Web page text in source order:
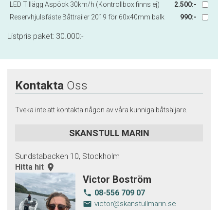
LED Tillägg Aspöck 30km/h (Kontrollbox finns ej)
2.500:-
Reservhjulsfäste Båttrailer 2019 för 60x40mm balk
990:-
Listpris paket: 30.000:-
Kontakta Oss
Tveka inte att kontakta någon av våra kunniga båtsäljare.
SKANSTULL MARIN
Sundstabacken 10, Stockholm
Hitta hit room
Victor Boström
local_phone 08-556 709 07
email victor@skanstullmarin.se